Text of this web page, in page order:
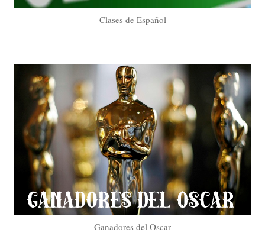
Clases de Español
Ganadores del Oscar